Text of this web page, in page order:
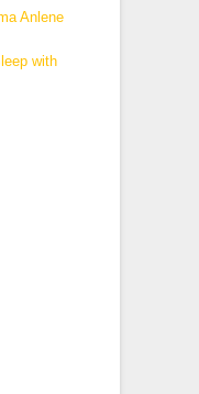
Anlene
with